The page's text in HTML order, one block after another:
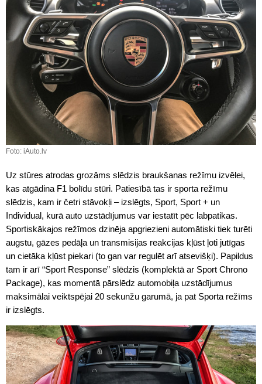
Foto: iAuto.lv
Uz stūres atrodas grozāms slēdzis braukšanas režīmu izvēlei,
kas atgādina F1 bolīdu stūri. Patiesībā tas ir sporta režīmu
slēdzis, kam ir četri stāvokļi – izslēgts, Sport, Sport + un
Individual, kurā auto uzstādījumus var iestatīt pēc labpatikas.
Sportiskākajos režīmos dzinēja apgriezieni automātiski tiek turēti
augstu, gāzes pedāļa un transmisijas reakcijas kļūst ļoti jutīgas
un cietāka kļūst piekari (to gan var regulēt arī atsevišķi). Papildus
tam ir arī “Sport Response” slēdzis (komplektā ar Sport Chrono
Package), kas momentā pārslēdz automobiļa uzstādījumus
maksimālai veiktspējai 20 sekunžu garumā, ja pat Sporta režīms
ir izslēgts.